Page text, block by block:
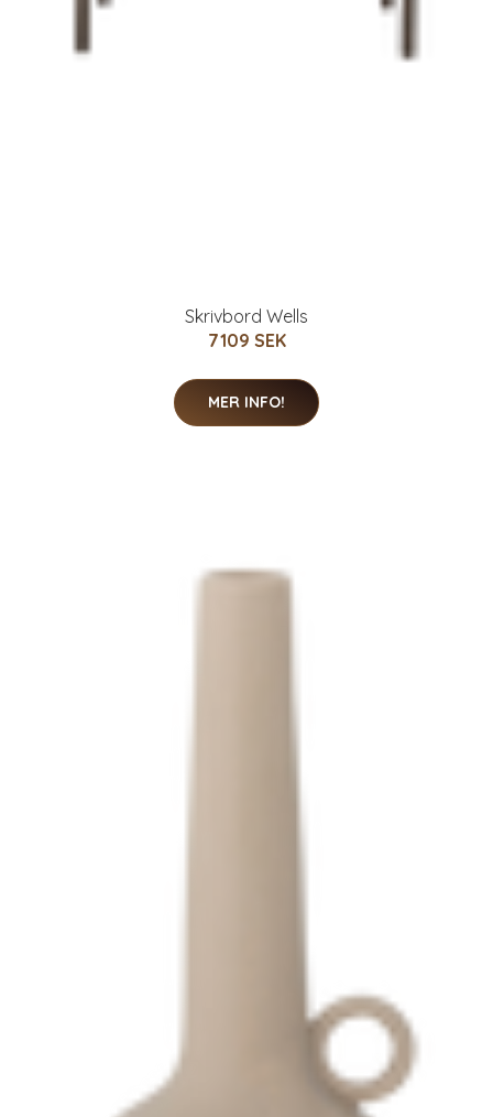
Skrivbord Wells
7109 SEK
MER INFO!